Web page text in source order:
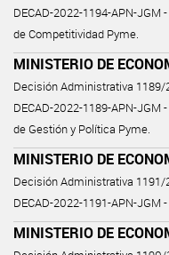
DECAD-2022-1194-APN-JGM
de Competitividad Pyme.
MINISTERIO DE
Decisión Administrativa 1189/
DECAD-2022-1189-APN-JGM
de Gestión y Política Pyme.
MINISTERIO DE
Decisión Administrativa 1191/
DECAD-2022-1191-APN-JGM
MINISTERIO DE